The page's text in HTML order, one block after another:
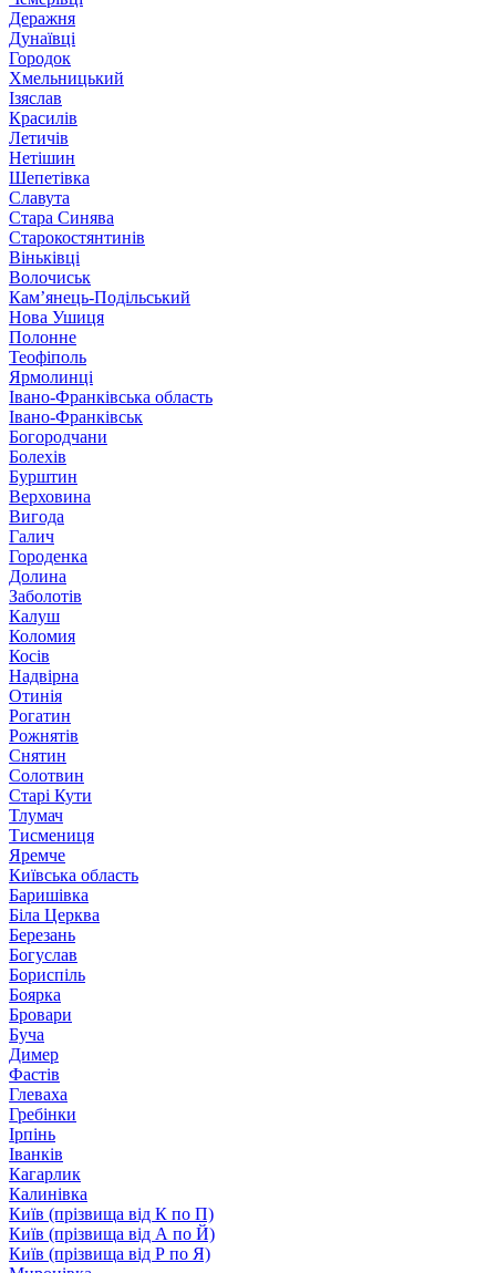
Деражня
Дунаївці
Городок
Хмельницький
Ізяслав
Красилів
Летичів
Нетішин
Шепетівка
Славута
Стара Синява
Старокостянтинів
Віньківці
Волочиськ
Кам’янець-Подільський
Нова Ушиця
Полонне
Теофіполь
Ярмолинці
Івано-Франківська область
Івано-Франківськ
Богородчани
Болехів
Бурштин
Верховина
Вигода
Галич
Городенка
Долина
Заболотів
Калуш
Коломия
Косів
Надвірна
Отинія
Рогатин
Рожнятів
Снятин
Солотвин
Старі Кути
Тлумач
Тисмениця
Яремче
Київська область
Баришівка
Біла Церква
Березань
Богуслав
Бориспіль
Боярка
Бровари
Буча
Димер
Фастів
Глеваха
Гребінки
Ірпінь
Іванків
Кагарлик
Калинівка
Київ (прізвища від К по П)
Київ (прізвища від А по Й)
Київ (прізвища від Р по Я)